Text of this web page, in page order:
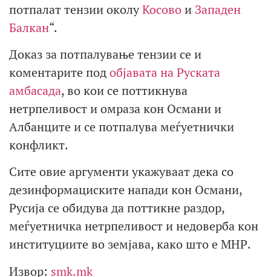
потпалат тензии околуКосовои Западен
Балкан“.
Доказ за потпалување тензии се и
коментарите подобјавата на Руската
амбасада, во кои се поттикнува
нетрпеливост и омраза кон Османи и
Албанците и се потпалува меѓуетнички
конфликт.
Сите овие аргументи укажуваат дека со
дезинформациските напади кон Османи,
Русија се обидува да поттикне раздор,
меѓуетничка нетрпеливост и недоверба кон
институциите во земјава, како што е МНР.
Извор: smk.mk